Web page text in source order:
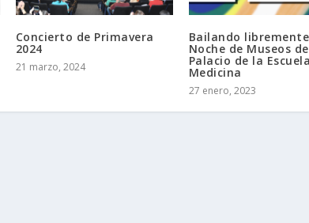
Concierto de Primavera
2024
21 marzo, 2024
Bailando
Noche de Museos
Palacio de la
Medicina
27 enero, 2023